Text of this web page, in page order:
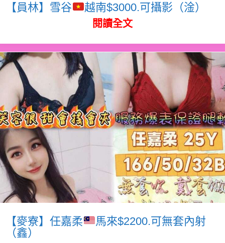
【員林】雪谷 越南$3000.可攝影（淦）
閱讀全文
【麥寮】任嘉柔
馬來$2200.可無套內射
（鑫）